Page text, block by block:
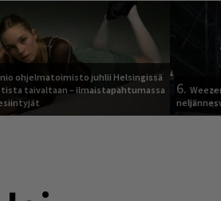
ohjelmatoimisto juhlii Helsingissä
taivaltaan – ilmaistapahtumassa
6.